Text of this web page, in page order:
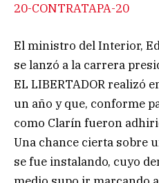
20-CONTRATAPA-20
El ministro del Interior,
se lanzó a la carrera
EL LIBERTADOR realizó
un año y que, conforme
como Clarín fueron
Una chance cierta sobre
se fue instalando, cuyo